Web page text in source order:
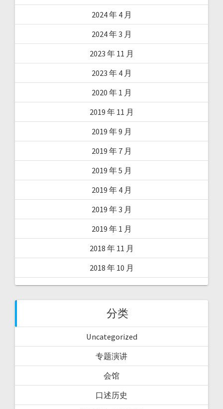
2024 年 4 月
2024 年 3 月
2023 年 11 月
2023 年 4 月
2020 年 1 月
2019 年 11 月
2019 年 9 月
2019 年 7 月
2019 年 5 月
2019 年 4 月
2019 年 3 月
2019 年 1 月
2018 年 11 月
2018 年 10 月
分类
Uncategorized
专题演讲
会馆
口述历史